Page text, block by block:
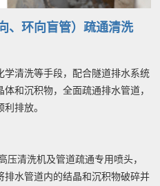
、环向盲管）疏通清洗
清洗等手段，配合隧道排水系统
和沉积物，全面疏通排水管道，
排放。
清洗机及管道疏通专用喷头，
水管道内的结晶和沉积物破碎并